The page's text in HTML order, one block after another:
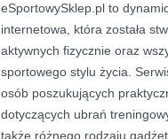
eSportowySklep.pl to
internetowa, która została
aktywnych fizycznie oraz
sportowego stylu życia.
osób poszukujących
dotyczących ubrań
także różnego rodzaju